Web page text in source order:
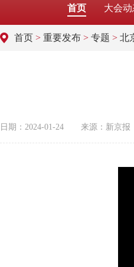
首页 大会
首页 > 重要发布 > 专题 > 北
日期：2024-01-24 来源：新京报